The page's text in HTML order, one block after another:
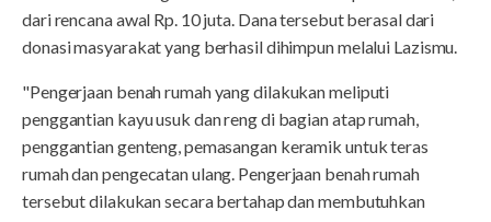
dari rencana awal Rp. 10 juta. Dana tersebut berasal dari
donasi masyarakat yang berhasil dihimpun melalui Lazismu.
"Pengerjaan benah rumah yang dilakukan meliputi
penggantian kayu usuk dan reng di bagian atap rumah,
penggantian genteng, pemasangan keramik untuk teras
rumah dan pengecatan ulang. Pengerjaan benah rumah
tersebut dilakukan secara bertahap dan membutuhkan